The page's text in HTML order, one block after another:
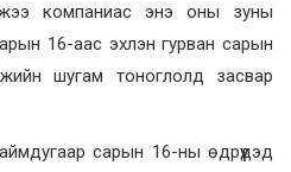
компаниас энэ оны зуны
16-аас эхлэн гурван сарын
шугам тоноглолд засвар
сарын 16-ны өдрүүдэд